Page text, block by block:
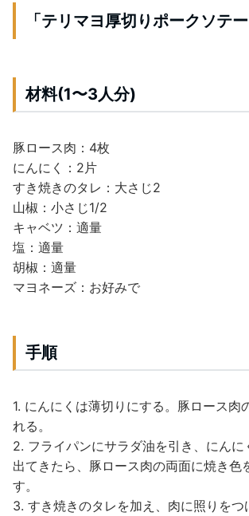
「テリマヨ厚切りポークソテ
材料(1〜3人分)
豚ロース肉：4枚
にんにく：2片
すき焼きのタレ：大さじ2
山椒：小さじ1/2
キャベツ：適量
塩：適量
胡椒：適量
マヨネーズ：お好みで
手順
1. にんにくは薄切りにする。豚ロース肉
れる。
2. フライパンにサラダ油を引き、にんに
出てきたら、豚ロース肉の両面に焼き色
す。
3. すき焼きのタレを加え、肉に照りをつ